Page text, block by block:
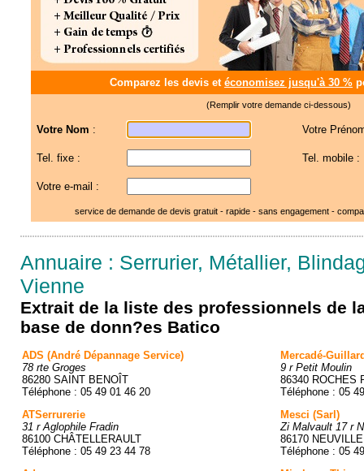
Comparez les devis et économisez jusqu'à 30 %
(Remplir votre demande ci-dessous)
Votre Nom : Votre
Tel. fixe : Tel. mobile :
Votre e-mail :
service de demande de devis gratuit - rapide - sans engagement -
Annuaire : Serrurier, Métallier,
Vienne
Extrait de la liste des professionnels de
base de donn?es Batico
ADS (André Dépannage Service)
78 rte Groges
86280 SAINT BENOÎT
Téléphone : 05 49 01 46 20
ATSerrurerie
31 r Aglophile Fradin
86100 CHÂTELLERAULT
Téléphone : 05 49 23 44 78
Mercadé-
9 r Petit Moulin
86340 ROCHES
Téléphone : 05
Mesci (Sarl)
Zi Malvault 17 r
86170
Téléphone : 05